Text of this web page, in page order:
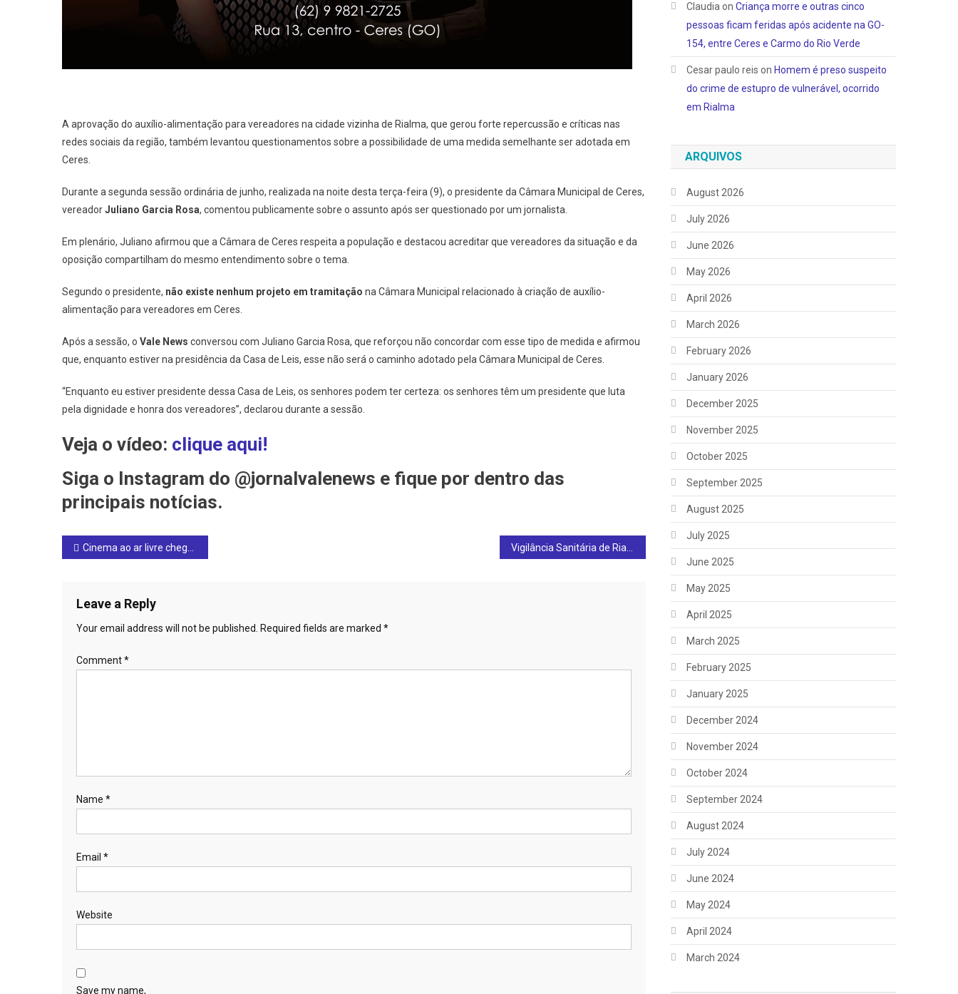
A aprovação do auxílio-alimentação para vereadores na cidade vizinha de Rialma, que gerou forte repercussão e críticas nas
redes sociais da região, também levantou questionamentos sobre a possibilidade de uma medida semelhante ser adotada em
Ceres.
Durante a segunda sessão ordinária de junho, realizada na noite desta terça-feira (9), o presidente da Câmara Municipal de Ceres,
vereadorJuliano Garcia Rosa, comentou publicamente sobre o assunto após ser questionado por um jornalista.
Em plenário, Juliano afirmou que a Câmara de Ceres respeita a população e destacou acreditar que vereadores da situação e da
oposição compartilham do mesmo entendimento sobre o tema.
Segundo o presidente, não existe nenhum projeto em tramitação na Câmara Municipal relacionado à criação de auxílio-
alimentação para vereadores em Ceres.
Após a sessão, o Vale News conversou com Juliano Garcia Rosa, que reforçou não concordar com esse tipo de medida e afirmou
que, enquanto estiver na presidência da Casa de Leis, esse não será o caminho adotado pela Câmara Municipal de Ceres.
“Enquanto eu estiver presidente dessa Casa de Leis, os senhores podem ter certeza: os senhores têm um presidente que luta
pela dignidade e honra dos vereadores”, declarou durante a sessão.
Veja o vídeo: clique aqui!
Siga o Instagram do @jornalvalenews e fique por dentro das
principais notícias.
Post
Cinema ao ar livre chega a Ceres com sessões gratuitas na Praça Cívica
Leave a Reply
Your email address will not be published. Required fields are marked *
Comment*
Name *
Email *
Website
Save my name,
ClaudiaonCriança morre e outras cinco
pessoas ficam feridas após acidente na GO-
154, entre Ceres e Carmo do Rio Verde
Cesar paulo reis on Homem é preso suspeito
do crime de estupro de vulnerável, ocorrido
em Rialma
ARQUIVOS
August 2026
July 2026
June 2026
May 2026
April 2026
March 2026
February 2026
January 2026
December 2025
November 2025
October 2025
September 2025
August 2025
July 2025
June 2025
May 2025
April 2025
March 2025
February 2025
January 2025
December 2024
November 2024
October 2024
September 2024
August 2024
July 2024
June 2024
May 2024
April 2024
March 2024